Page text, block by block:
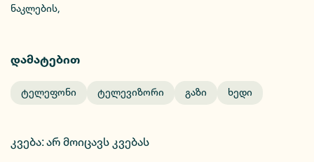
ნაკლების,
დამატებით
Ტელეფონი Ტელევიზორი Გაზი Ხედი
კვება:არ მოიცავს კვებას